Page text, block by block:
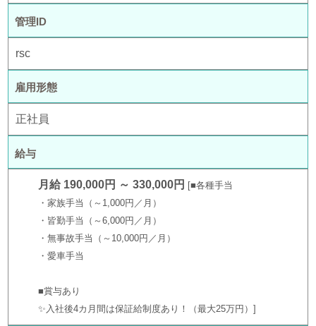
管理ID
rsc
雇用形態
正社員
給与
月給 190,000円 ～ 330,000円
■各種手当
・家族手当（～1,000円／月）
・皆勤手当（～6,000円／月）
・無事故手当（～10,000円／月）
・愛車手当
■賞与あり
✨入社後4カ月間は保証給制度あり！（最大25万円）